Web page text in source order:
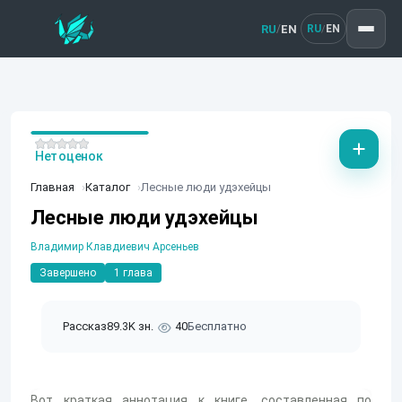
RU/EN RU/ EN
Главная Каталог Лесные люди удэхейцы
Лесные люди удэхейцы
Владимир Клавдиевич Арсеньев
Завершено 1 глава
Рассказ89.3K зн. 40Бесплатно
Нет оценок